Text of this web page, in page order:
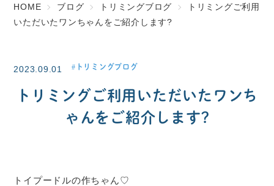
HOME ブログ トリミングブログ
トリミングご利用
いただいたワンちゃんをご紹介します?
2023.09.01 トリミングブログ
トリミングご利用いただいたワンち
ゃんをご紹介します?
トイプードルの作ちゃん♡